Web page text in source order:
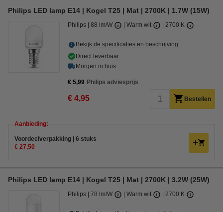
Philips LED lamp E14 | Kogel T25 | Mat | 2700K | 1.7W (15W)
Philips 88 lm/W Warm wit 2700 K
Bekijk de specificaties en beschrijving
Direct leverbaar
Morgen in huis
€ 5,99 Philips adviesprijs
€ 4,95 Bestellen
Aanbieding:
Voordeelverpakking | 6 stuks
€ 27,50
Philips LED lamp E14 | Kogel T25 | Mat | 2700K | 3.2W (25W)
Philips 78 lm/W Warm wit 2700 K